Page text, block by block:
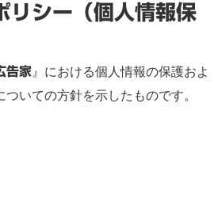
リシー（個人情報保
告家 』における個人情報の保護およ
いての方針を示したものです。